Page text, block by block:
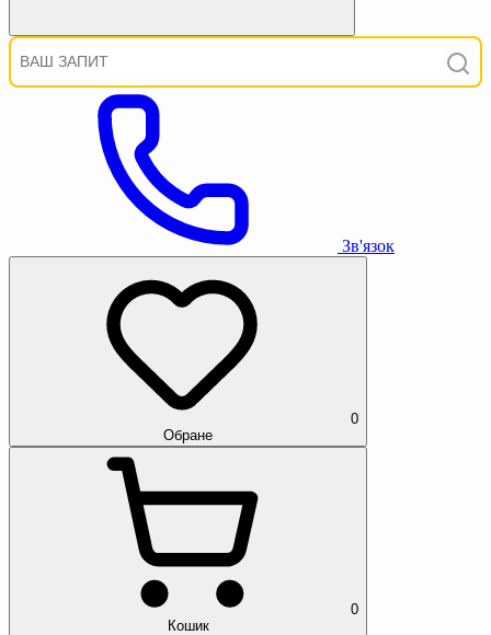
Зв'язок
0
Обране
0
Кошик